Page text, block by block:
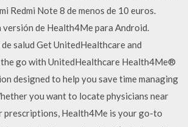
Redmi Note 8 de menos de 10 euros.
de Health4Me para Android.
salud Get UnitedHealthcare and
go with UnitedHealthcare Health4Me®
designed to help you save time managing
you want to locate physicians near
prescriptions, Health4Me is your go-to